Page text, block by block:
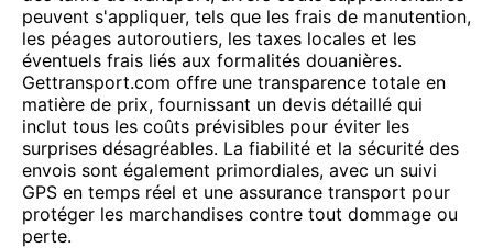
peuvent s'appliquer, tels que les frais de manutention,
les péages autoroutiers, les taxes locales et les
éventuels frais liés aux formalités douanières.
Gettransport.com offre une transparence totale en
matière de prix, fournissant un devis détaillé qui
inclut tous les coûts prévisibles pour éviter les
surprises désagréables. La fiabilité et la sécurité des
envois sont également primordiales, avec un suivi
GPS en temps réel et une assurance transport pour
protéger les marchandises contre tout dommage ou
perte.